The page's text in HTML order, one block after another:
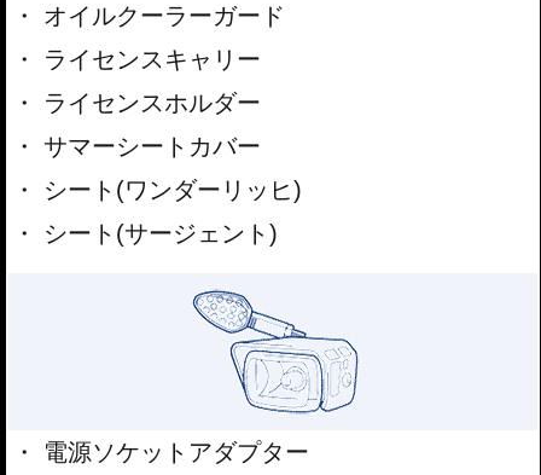
オイルクーラーガード
ライセンスキャリー
ライセンスホルダー
サマーシートカバー
シート(ワンダーリッヒ)
シート(サージェント)
電源ソケットアダプター